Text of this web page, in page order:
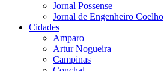
Jornal Possense
Jornal de Engenheiro Coelho
Cidades
Amparo
Artur Nogueira
Campinas